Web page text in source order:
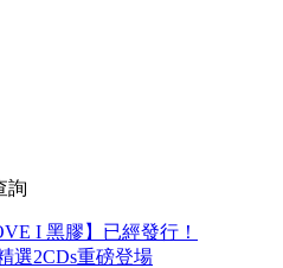
詢
I 黑膠】已經發行！
選2CDs重磅登場